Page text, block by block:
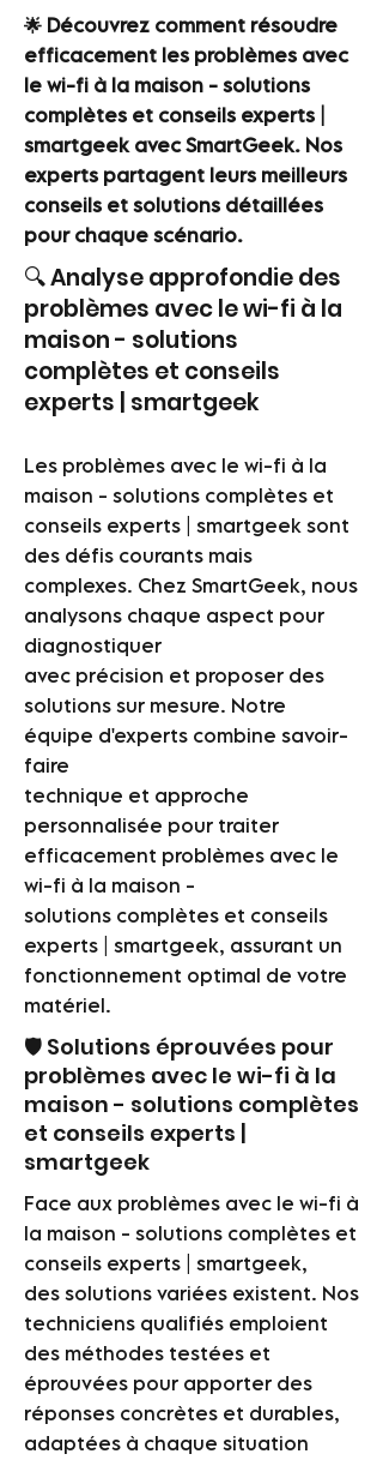
🌟 Découvrez comment résoudre
efficacement les problèmes avec
le wi-fi à la maison - solutions
complètes et conseils experts |
smartgeek avec SmartGeek. Nos
experts partagent leurs meilleurs
conseils et solutions détaillées
pour chaque scénario.
🔍 Analyse approfondie des
problèmes avec le wi-fi à la
maison - solutions
complètes et conseils
experts | smartgeek
Les problèmes avec le wi-fi à la
maison - solutions complètes et
conseils experts | smartgeek sont
des défis courants mais
complexes. Chez SmartGeek, nous
analysons chaque aspect pour
diagnostiquer
avec précision et proposer des
solutions sur mesure. Notre
équipe d'experts combine savoir-
faire
technique et approche
personnalisée pour traiter
efficacement problèmes avec le
wi-fi à la maison -
solutions complètes et conseils
experts | smartgeek, assurant un
fonctionnement optimal de votre
matériel.
🛡️ Solutions éprouvées pour
problèmes avec le wi-fi à la
maison - solutions complètes
et conseils experts |
smartgeek
Face aux problèmes avec le wi-fi à
la maison - solutions complètes et
conseils experts | smartgeek,
des solutions variées existent. Nos
techniciens qualifiés emploient
des méthodes testées et
éprouvées pour apporter des
réponses concrètes et durables,
adaptées à chaque situation